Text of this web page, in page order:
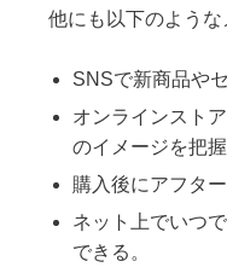
他にも以下のような
SNSで新商品や
オンラインスト
のイメージを把握
購入後にアフタ
ネット上でいつ
できる。